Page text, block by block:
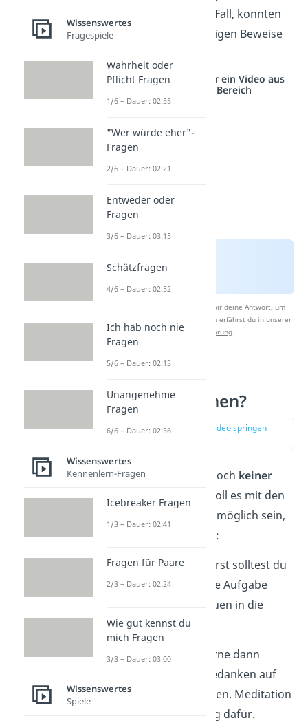
untersuchten den Fall, konnten
aber keine schlüssigen Beweise
Studyflix vernetzt: Hier ein Video aus
einem anderen Bereich
Nach Beantwortung speichern wir deine Antwort, um
Studyflix zu verbessern. Mehr dazu erfährst du in unserer
Datenschutzerklärung.
Telekinese lernen?
zur Stelle im Video springen
Auch wenn es bisher noch keiner
Person gelungen
ist, soll es mit den
möglich sein,
Telekinese zu erlernen:
Offener Geist:
Zuerst solltest du
deinen Geist für die Aufgabe
öffnen und Vertrauen in die
Telekinese haben.
Konzentration:
Lerne dann
zunächst, deine Gedanken auf
etwas zu fokussieren. Meditation
ist eine gute Übung dafür.
Wissenswertes
Fragespiele
Wahrheit oder
Pflicht Fragen
1/6 – Dauer: 02:55
"Wer würde eher"-
Fragen
2/6 – Dauer: 02:21
Entweder oder
Fragen
3/6 – Dauer: 03:15
Schätzfragen
4/6 – Dauer: 02:52
Ich hab noch nie
Fragen
5/6 – Dauer: 02:13
Unangenehme
Fragen
6/6 – Dauer: 02:36
Wissenswertes
Kennenlern-Fragen
Icebreaker Fragen
1/3 – Dauer: 02:41
Fragen für Paare
2/3 – Dauer: 02:24
Wie gut kennst du
mich Fragen
3/3 – Dauer: 03:00
Wissenswertes
Spiele